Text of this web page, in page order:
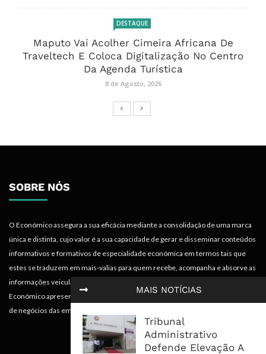
MAIS NOTÍCIAS
Tribunal
Administrativo
Defende Elevação A
DESTAQUE
Maputo Vai Acolher Cimeira Africana De
Traveltech E Coloca Digitalização No Centro
Da Agenda Turística
8 de Agosto, 2026
SOBRE NÓS
O Económico assegura a sua eficácia mediante a consolidação de uma marca
única e distinta, cujo valor é a sua capacidade de gerar e disseminar conteúdos
informativos e formativos de especialidade económica em termos tais que
estes se traduzem em mais-valias para quem recebe, acompanha e absorve as
informações veiculadas nos diferentes meios do projecto. Portanto, o
Económico apresenta valências importantes para os objectivos institucionais e
de negócios das empresas.